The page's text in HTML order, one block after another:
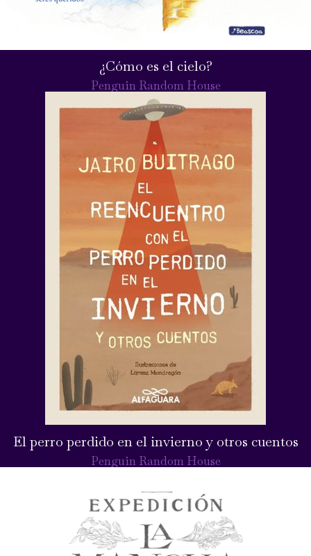
¿Cómo es el cielo?
Penguin Random House
El perro perdido en el invierno y otros cuentos
Penguin Random House